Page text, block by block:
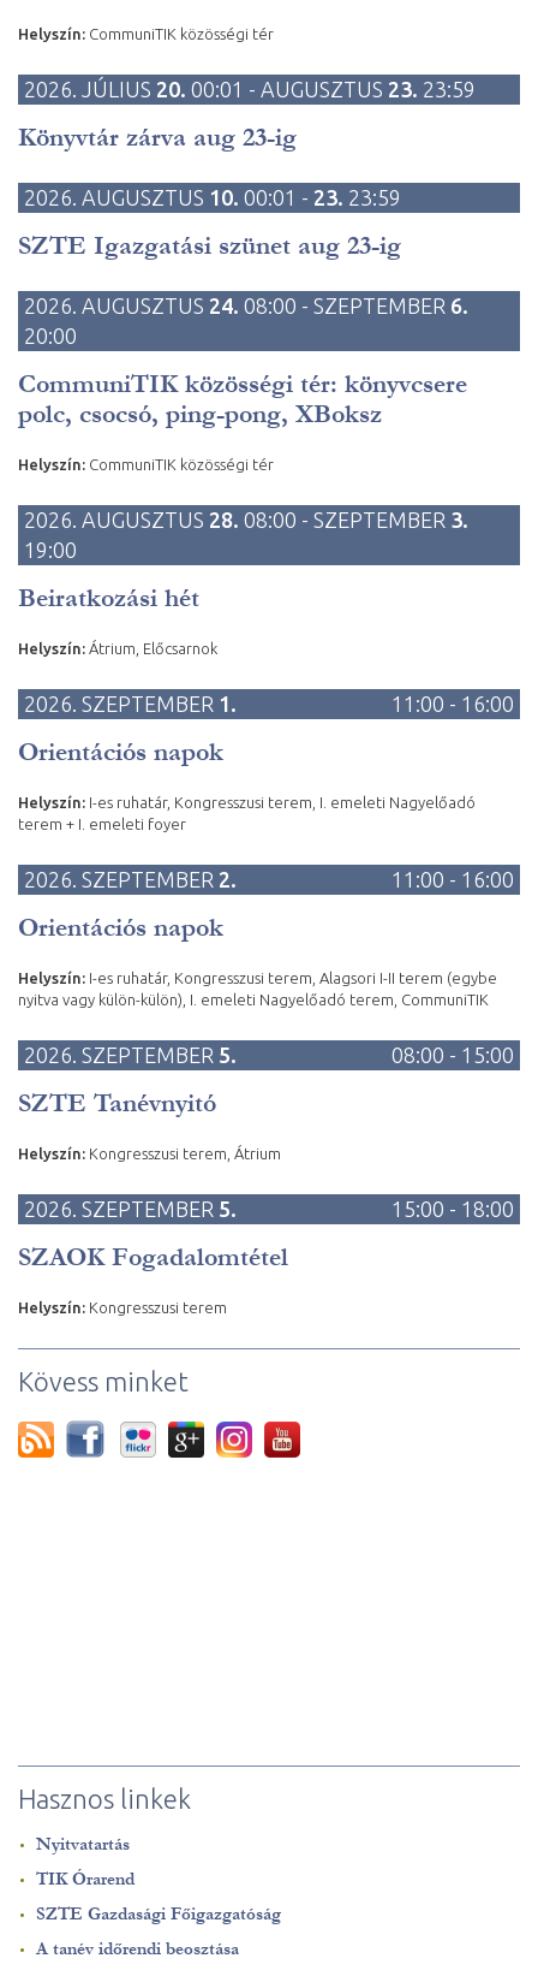
Helyszín: CommuniTIK közösségi tér
2026. JÚLIUS 20. 00:01 - AUGUSZTUS 23. 23:59
Könyvtár zárva aug 23-ig
2026. AUGUSZTUS 10. 00:01 - 23. 23:59
SZTE Igazgatási szünet aug 23-ig
2026. AUGUSZTUS 24. 08:00 - SZEPTEMBER 6.
20:00
CommuniTIK közösségi tér: könyvcsere
polc, csocsó, ping-pong, XBoksz
Helyszín: CommuniTIK közösségi tér
2026. AUGUSZTUS 28. 08:00 - SZEPTEMBER 3.
19:00
Beiratkozási hét
Helyszín: Átrium, Előcsarnok
2026. SZEPTEMBER 1. 11:00 - 16:00
Orientációs napok
Helyszín: I-es ruhatár, Kongresszusi terem, I. emeleti Nagyelőadó
terem + I. emeleti foyer
2026. SZEPTEMBER 2. 11:00 - 16:00
Orientációs napok
Helyszín: I-es ruhatár, Kongresszusi terem, Alagsori I-II terem (egybe
nyitva vagy külön-külön), I. emeleti Nagyelőadó terem, CommuniTIK
2026. SZEPTEMBER 5. 08:00 - 15:00
SZTE Tanévnyitó
Helyszín: Kongresszusi terem, Átrium
2026. SZEPTEMBER 5. 15:00 - 18:00
SZAOK Fogadalomtétel
Helyszín: Kongresszusi terem
Kövess minket
Hasznos linkek
Nyitvatartás
TIK Órarend
SZTE Gazdasági Főigazgatóság
A tanév időrendi beosztása